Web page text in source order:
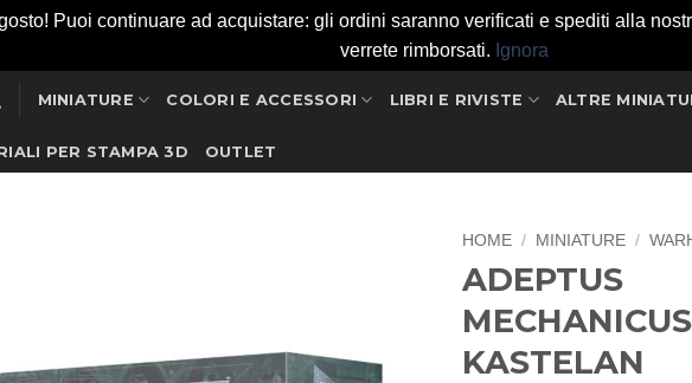
Puoi continuare ad acquistare: gli ordini saranno verificati e spediti alla
verrete rimborsati. Ignora
MINIATURE COLORI E ACCESSORI LIBRI E RIVISTE ALTRE
PER STAMPA 3D OUTLET
desideri
HOME / MINIATURE /
ADEPTUS
KASTELAN